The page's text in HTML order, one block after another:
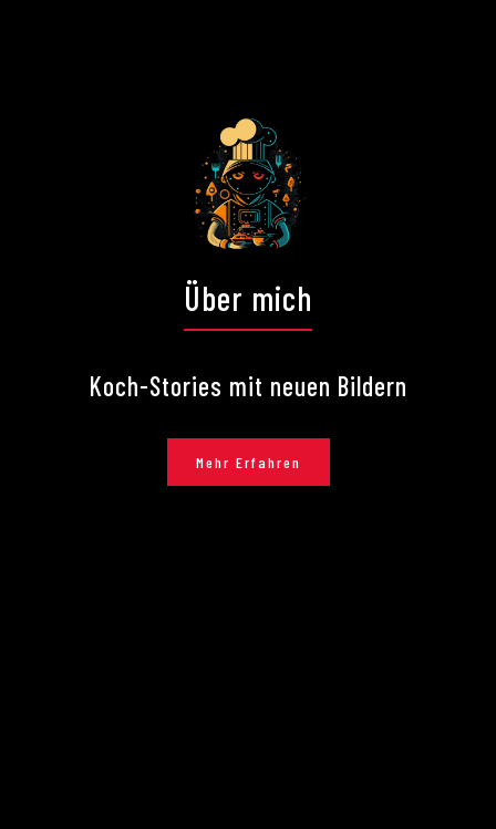
Über mich
Koch-Stories mit neuen Bildern
Mehr Erfahren